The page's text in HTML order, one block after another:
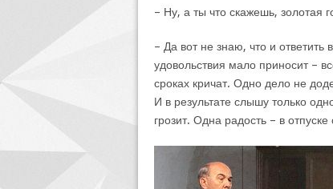
– Ну, а ты что скажешь, золотая
– Да вот не знаю, что и
удовольствия мало приносит –
сроках кричат. Одно дело не
И в результате слышу только
грозит. Одна радость – в отпуске